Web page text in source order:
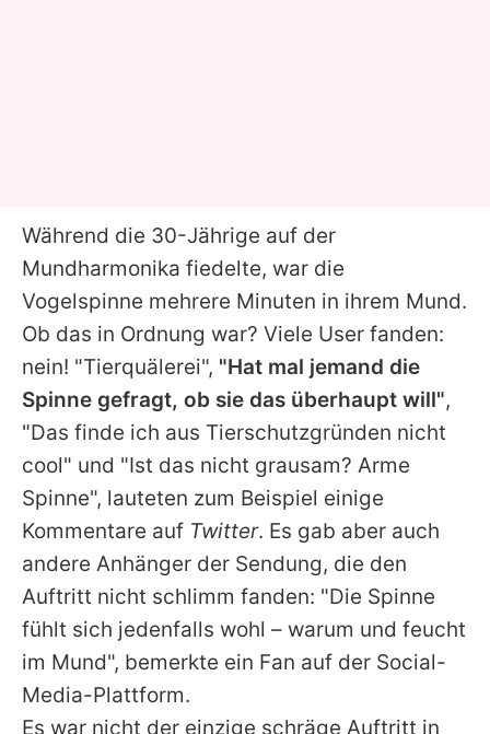
Während die 30-Jährige auf der
Mundharmonika fiedelte, war die
Vogelspinne mehrere Minuten in ihrem Mund.
Ob das in Ordnung war? Viele User fanden:
nein! "Tierquälerei", "Hat mal jemand die
Spinne gefragt, ob sie das überhaupt will",
"Das finde ich aus Tierschutzgründen nicht
cool" und "Ist das nicht grausam? Arme
Spinne", lauteten zum Beispiel einige
Kommentare auf Twitter. Es gab aber auch
andere Anhänger der Sendung, die den
Auftritt nicht schlimm fanden: "Die Spinne
fühlt sich jedenfalls wohl – warum und feucht
im Mund", bemerkte ein Fan auf der Social-
Media-Plattform.
Es war nicht der einzige schräge Auftritt in